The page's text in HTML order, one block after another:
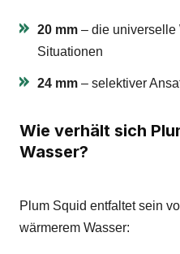
20 mm – die universelle
Situationen
24 mm – selektiver
Wie verhält sich
Wasser?
Plum Squid entfaltet sein
wärmerem Wasser: